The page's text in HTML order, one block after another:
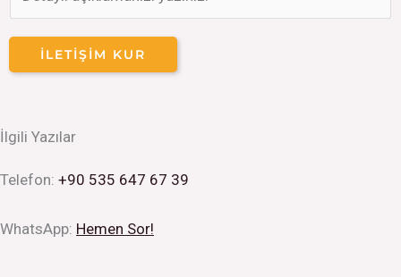
İLETIŞIM KUR
İlgili Yazılar
Telefon: +90 535 647 67 39
WhatsApp: Hemen Sor!